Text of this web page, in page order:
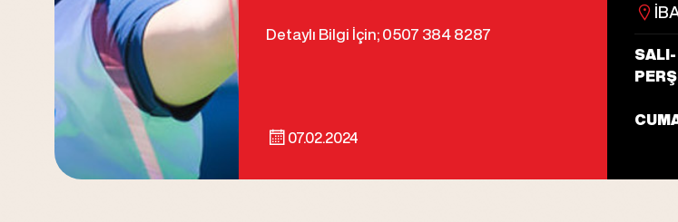
Detaylı Bilgi İçin; 0507 384 8287
07.02.2024
SALI-